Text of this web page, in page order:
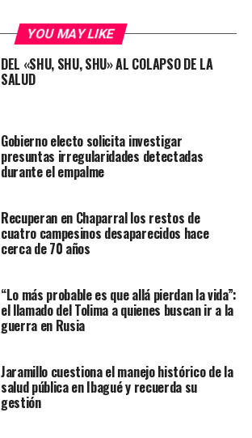
YOU MAY LIKE
DEL «SHU, SHU, SHU» AL COLAPSO DE LA
SALUD
Gobierno electo solicita investigar
presuntas irregularidades detectadas
durante el empalme
Recuperan en Chaparral los restos de
cuatro campesinos desaparecidos hace
cerca de 70 años
“Lo más probable es que allá pierdan la vida”:
el llamado del Tolima a quienes buscan ir a la
guerra en Rusia
Jaramillo cuestiona el manejo histórico de la
salud pública en Ibagué y recuerda su
gestión